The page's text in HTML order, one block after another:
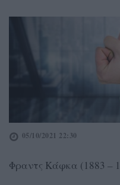
05/10/2021 22:30
Φραντς Κάφκα (1883 –